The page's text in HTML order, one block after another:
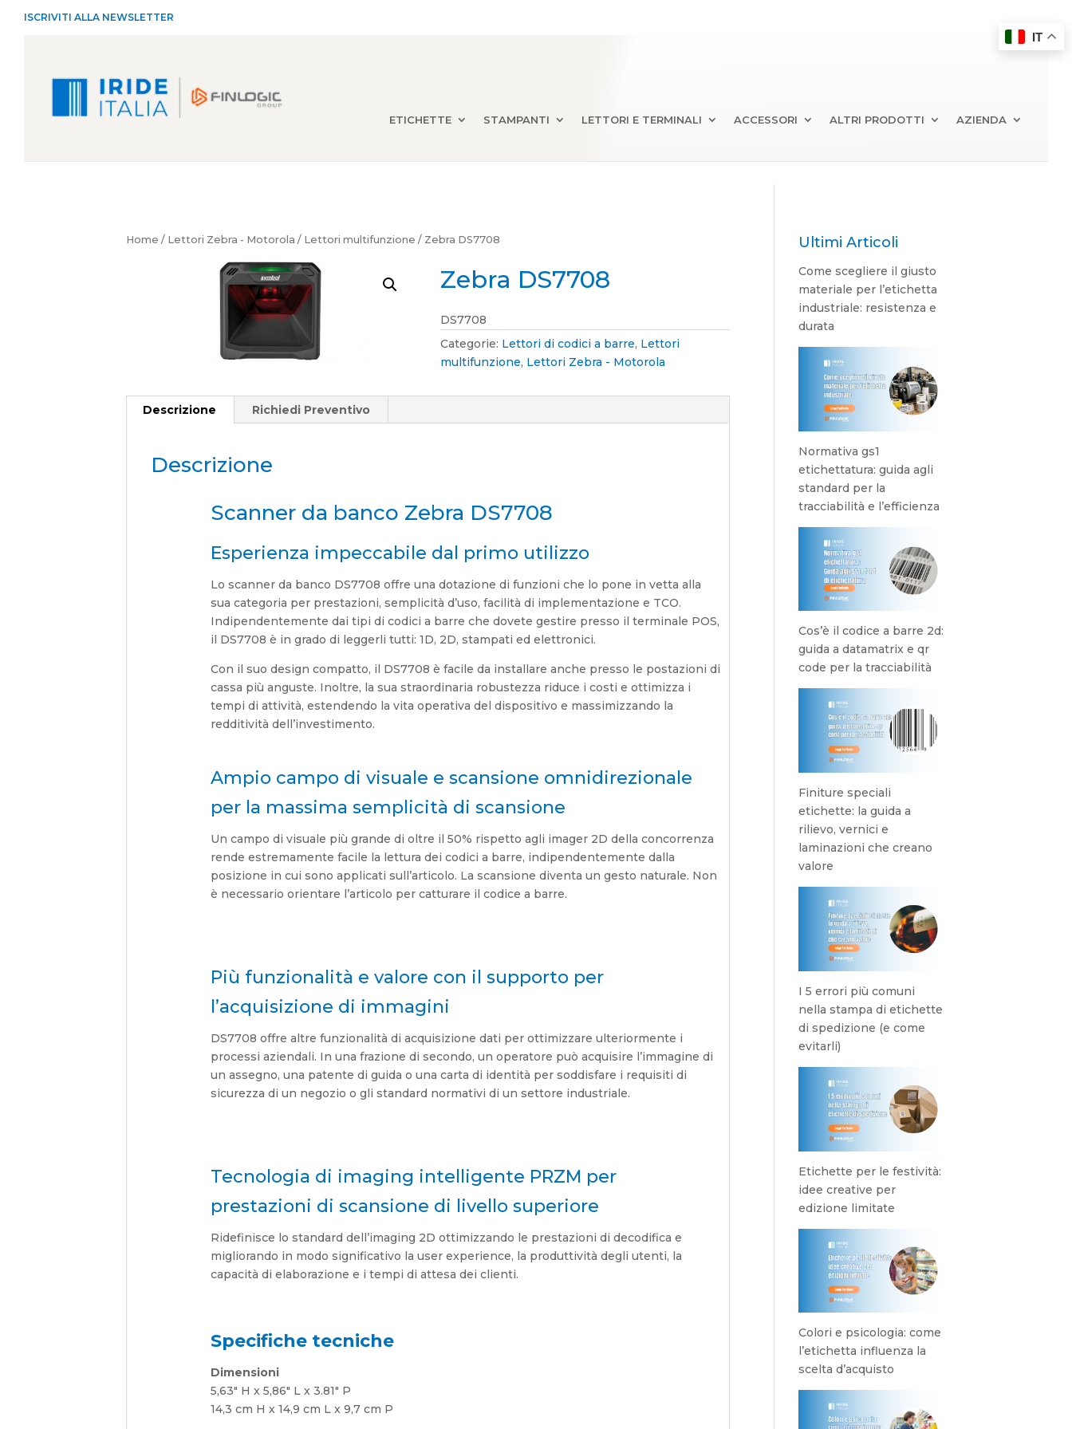
ISCRIVITI ALLA NEWSLETTER
ETICHETTE STAMPANTI LETTORI E TERMINALI ACCESSORI ALTRI PRODOTTI AZIENDA
Home / Lettori Zebra - Motorola / Lettori multifunzione / Zebra DS7708
Zebra DS7708
DS7708
Categorie: Lettori di codici a barre, Lettori
multifunzione, Lettori Zebra - Motorola
Descrizione Richiedi Preventivo
Descrizione
Scanner da banco Zebra DS7708
Esperienza impeccabile dal primo utilizzo
Lo scanner da banco DS7708 offre una dotazione di funzioni che lo pone in vetta alla
sua categoria per prestazioni, semplicità d’uso, facilità di implementazione e TCO.
Indipendentemente dai tipi di codici a barre che dovete gestire presso il terminale POS,
il DS7708 è in grado di leggerli tutti: 1D, 2D, stampati ed elettronici.
Con il suo design compatto, il DS7708 è facile da installare anche presso le postazioni di
cassa più anguste. Inoltre, la sua straordinaria robustezza riduce i costi e ottimizza i
tempi di attività, estendendo la vita operativa del dispositivo e massimizzando la
redditività dell’investimento.
Ampio campo di visuale e scansione omnidirezionale
per la massima semplicità di scansione
Un campo di visuale più grande di oltre il 50% rispetto agli imager 2D della concorrenza
rende estremamente facile la lettura dei codici a barre, indipendentemente dalla
posizione in cui sono applicati sull’articolo. La scansione diventa un gesto naturale. Non
è necessario orientare l’articolo per catturare il codice a barre.
Più funzionalità e valore con il supporto per
l’acquisizione di immagini
DS7708 offre altre funzionalità di acquisizione dati per ottimizzare ulteriormente i
processi aziendali. In una frazione di secondo, un operatore può acquisire l’immagine di
un assegno, una patente di guida o una carta di identità per soddisfare i requisiti di
sicurezza di un negozio o gli standard normativi di un settore industriale.
Tecnologia di imaging intelligente PRZM per
prestazioni di scansione di livello superiore
Ridefinisce lo standard dell’imaging 2D ottimizzando le prestazioni di decodifica e
migliorando in modo significativo la user experience, la produttività degli utenti, la
capacità di elaborazione e i tempi di attesa dei clienti.
Specifiche tecniche
Dimensioni
5,63″ H x 5,86″ L x 3.81″ P
14,3 cm H x 14,9 cm L x 9,7 cm P
Ultimi Articoli
Come scegliere il giusto
materiale per l’etichetta
industriale: resistenza e
durata
Normativa gs1
etichettatura: guida agli
standard per la
tracciabilità e l’efficienza
Cos’è il codice a barre 2d:
guida a datamatrix e qr
code per la tracciabilità
Finiture speciali
etichette: la guida a
rilievo, vernici e
laminazioni che creano
valore
I 5 errori più comuni
nella stampa di etichette
di spedizione (e come
evitarli)
Etichette per le festività:
idee creative per
edizione limitate
Colori e psicologia: come
l’etichetta influenza la
scelta d’acquisto
IT